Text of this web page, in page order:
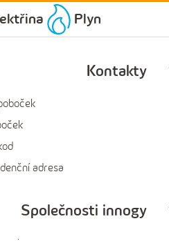
Plyn
Kontakty
adresa
Společnosti innogy